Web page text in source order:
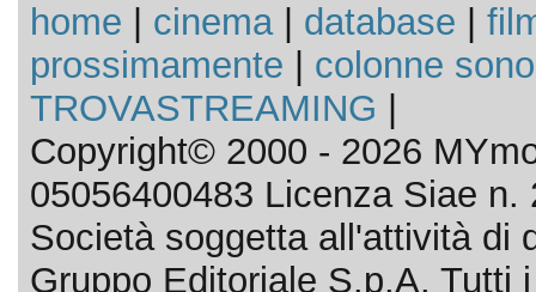
home cinema| database
prossimamente
colonne
TROVASTREAMING
Copyright© 2000 - 2026
05056400483 Licenza Siae n.
Società soggetta all'attività di
Gruppo Editoriale S.p.A. Tutti